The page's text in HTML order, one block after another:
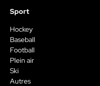
Sport
Hockey
Baseball
Football
Plein air
Ski
Autres